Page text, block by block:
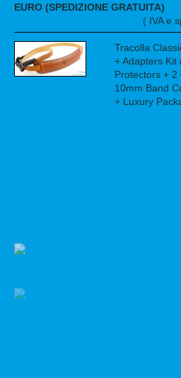
EURO (SPEDIZIONE GRATUITA)
( IVA e
Tracolla
+ Adapters Kit
Protectors + 2
10mm Band
+ Luxury